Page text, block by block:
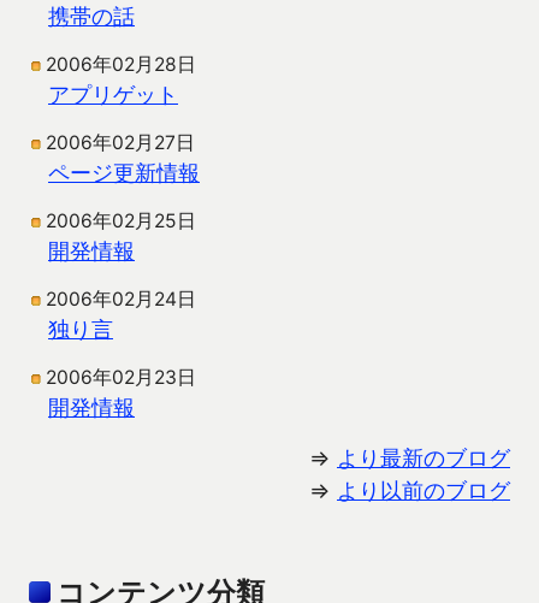
携帯の話
2006年02月28日
アプリゲット
2006年02月27日
ページ更新情報
2006年02月25日
開発情報
2006年02月24日
独り言
2006年02月23日
開発情報
⇒ より最新のブログ
⇒ より以前のブログ
コンテンツ分類